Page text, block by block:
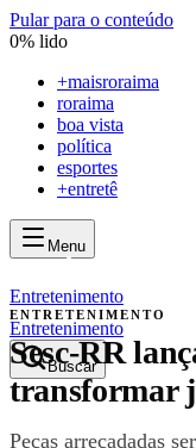
Pular para o conteúdo
0% lido
+maisroraima
roraima
boa vista
política
esportes
+entretê
Menu
maisroraima
mais
Entretenimento
Buscar
Entretenimento
ENTRETENIMENTO
Sesc-RR
transformar
Peças arrecadadas